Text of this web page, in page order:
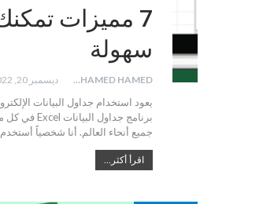
سهولة
MOHAMED HAMED ديسمبر 20, 2022
جميع أنحاء العالم. أنا شخصياً أستخدم Excel كل يوم تقريبًا…
اقرأ أكثر...